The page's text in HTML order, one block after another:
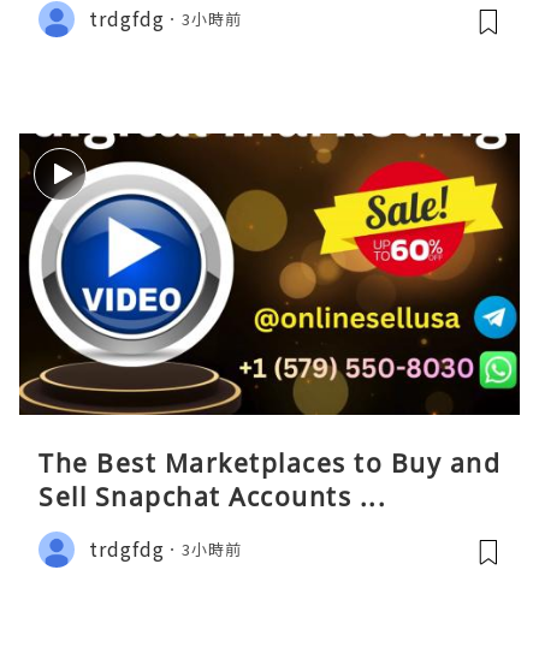
trdgfdg 3小時前
The Best Marketplaces to Buy and
Sell Snapchat Accounts ...
trdgfdg 3小時前